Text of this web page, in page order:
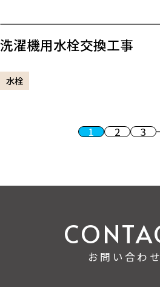
洗濯機用水栓交換工事
水栓
投稿のページ送り 1 2 3
お問い合わせ